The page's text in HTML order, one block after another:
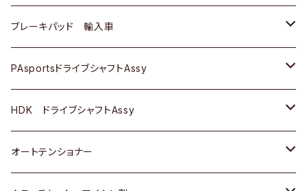
三菱
スバル
ＢＥＮＺ
三菱
スバル
マツダ
三菱
スバル
ダイハツ
マツダ
三菱
スバル
日産
ダイハツ
マツダ
三菱
日産
ダイハツ
マツダ
三菱
ホンダ
スズキ
日産
いすゞ
ＡＵＤＩ
ＢＥＮＺ
ＢＭＷ
GOLF
ブレーキパッド 輸入車
ＢＥＮＺ
ＢＭＷ
ＷＡＧＥＮ
PAsportsドライブシャフトAssy
トヨタ
ホンダ
HDK ドライブシャフトAssy
スズキ
オートテンショナー